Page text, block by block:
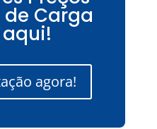
Carga
agora!